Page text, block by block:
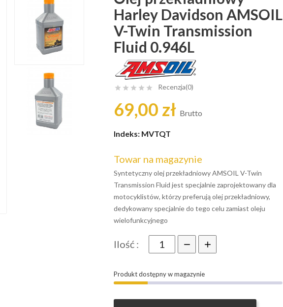
Harley Davidson AMSOIL
V-Twin Transmission
Fluid 0.946L
     Recenzja(0)
69,00 zł Brutto
Indeks: MVTQT
Towar na magazynie
Syntetyczny olej przekładniowy AMSOIL V-Twin
Transmission Fluid jest specjalnie zaprojektowany dla
motocyklistów, którzy preferują olej przekładniowy,
dedykowany specjalnie do tego celu zamiast oleju
wielofunkcyjnego
Ilość :
Produkt dostępny w magazynie